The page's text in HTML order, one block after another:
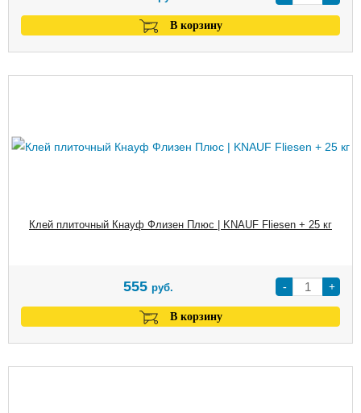
В корзину
Клей плиточный Кнауф Флизен Плюс | KNAUF Fliesen + 25 кг
- +
555 руб.
В корзину